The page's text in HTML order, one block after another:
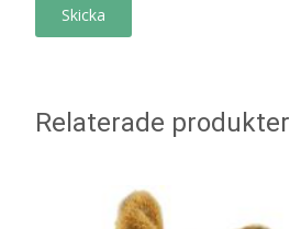
Relaterade produkter